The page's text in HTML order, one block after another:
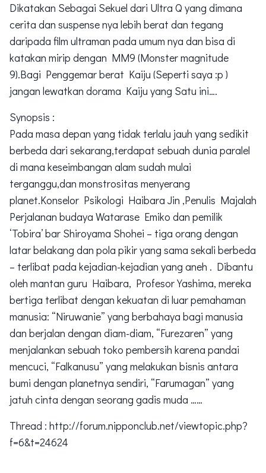
Dikatakan Sebagai Sekuel dari Ultra Q yang dimana
cerita dan suspense nya lebih berat dan tegang
daripada film ultraman pada umum nya dan bisa di
katakan mirip dengan MM9 (Monster magnitude
9).Bagi Penggemar berat Kaiju (Seperti saya :p )
jangan lewatkan dorama Kaiju yang Satu ini….
Synopsis :
Pada masa depan yang tidak terlalu jauh yang sedikit
berbeda dari sekarang,terdapat sebuah dunia paralel
di mana keseimbangan alam sudah mulai
terganggu,dan monstrositas menyerang
planet.Konselor Psikologi Haibara Jin ,Penulis Majalah
Perjalanan budaya Watarase Emiko dan pemilik
‘Tobira’ bar Shiroyama Shohei – tiga orang dengan
latar belakang dan pola pikir yang sama sekali berbeda
– terlibat pada kejadian-kejadian yang aneh . Dibantu
oleh mantan guru Haibara, Profesor Yashima, mereka
bertiga terlibat dengan kekuatan di luar pemahaman
manusia: “Niruwanie” yang berbahaya bagi manusia
dan berjalan dengan diam-diam, “Furezaren” yang
menjalankan sebuah toko pembersih karena pandai
mencuci, “Falkanusu” yang melakukan bisnis antara
bumi dengan planetnya sendiri, “Farumagan” yang
jatuh cinta dengan seorang gadis muda ……
Thread : http://forum.nipponclub.net/viewtopic.php?
f=6&t=24624